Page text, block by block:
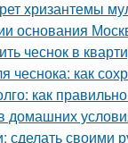
хризантемы
основания
чеснок в
чеснока: как
как
домашних
сделать своими